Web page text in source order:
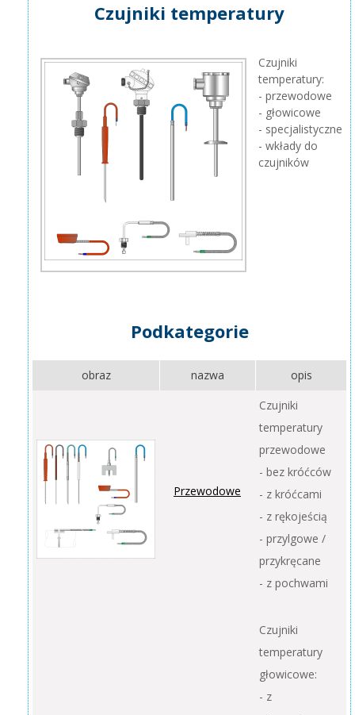
Czujniki temperatury
Czujniki
temperatury:
- przewodowe
- głowicowe
- specjalistyczne
- wkłady do
czujników
Podkategorie
obraz nazwa opis
Przewodowe
Czujniki
temperatury
przewodowe
- bez króćców
- z króćcami
- z rękojeścią
- przylgowe /
przykręcane
- z pochwami
Czujniki
temperatury
głowicowe:
- z